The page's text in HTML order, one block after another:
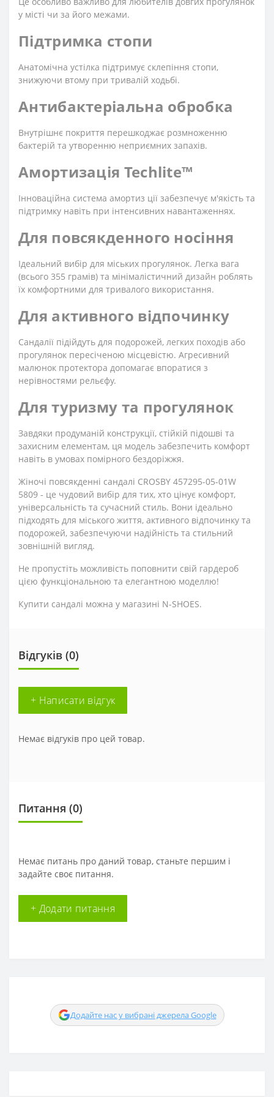
у місті чи за його межами.
Підтримка стопи
Анатомічна устілка підтримує склепіння стопи,
знижуючи втому при тривалій ходьбі.
Антибактеріальна обробка
Внутрішнє покриття перешкоджає розмноженню
бактерій та утворенню неприємних запахів.
Амортизація Techlite™
Інноваційна система амортиз ції забезпечує м'якість та
підтримку навіть при інтенсивних навантаженнях.
Для повсякденного носіння
Ідеальний вибір для міських прогулянок. Легка вага
(всього 355 грамів) та мінімалістичний дизайн роблять
їх комфортними для тривалого використання.
Для активного відпочинку
Сандалії підійдуть для подорожей, легких походів або
прогулянок пересіченою місцевістю. Агресивний
малюнок протектора допомагає впоратися з
нерівностями рельєфу.
Для туризму та прогулянок
Завдяки продуманій конструкції, стійкій підошві та
захисним елементам, ця модель забезпечить комфорт
навіть в умовах помірного бездоріжжя.
Жіночі повсякденні сандалі CROSBY 457295-05-01W
5809 - це чудовий вибір для тих, хто цінує комфорт,
універсальність та сучасний стиль. Вони ідеально
підходять для міського життя, активного відпочинку та
подорожей, забезпечуючи надійність та стильний
зовнішній вигляд.
Не пропустіть можливість поповнити свій гардероб
цією функціональною та елегантною моделлю!
Купити сандалі можна у магазині N-SHOES.
Відгуків (0)
+ Написати відгук
Немає відгуків про цей товар.
Питання (0)
Немає питань про даний товар, станьте першим і
задайте своє питання.
+ Додати питання
Додайте нас у вибрані джерела Google